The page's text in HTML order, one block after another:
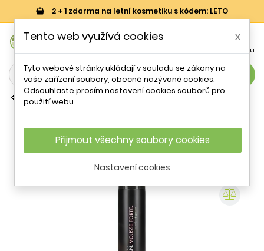
2 + 1 zdarma na letní kosmetiku s kódem: LETO

Menu
search
Tužidla na vlasy
vlasů (Mousse Forte) Sebastian
Professional - 200 ml
Tento web využívá cookies x
Tyto webové stránky ukládají v souladu se zákony na
vaše zařízení soubory, obecně nazývané cookies.
Odsouhlaste prosím nastavení cookies souborů pro
použití webu.
Přijmout všechny soubory cookies
Nastavení cookies